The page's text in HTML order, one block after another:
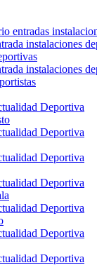
entradas
instalaciones
instalaciones
Deportiva
Deportiva
Deportiva
Deportiva
Deportiva
Deportiva
Deportiva